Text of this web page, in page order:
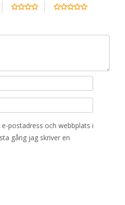
postadress och webbplats i
gång jag skriver en